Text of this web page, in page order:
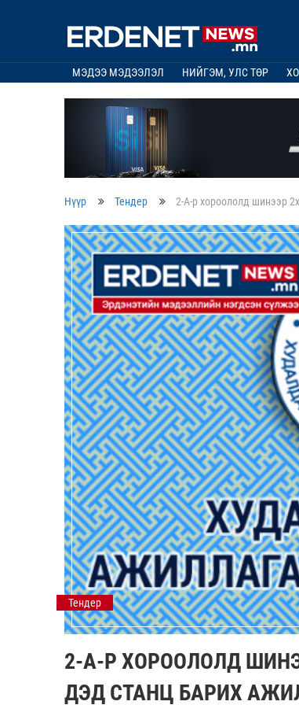
МЭДЭЭ МЭДЭЭЛЭЛ НИЙГЭМ, УЛС ТӨР
Нүүр Тендер 2-А-р хороололд шинээр
Тендер
2-А-Р ХОРООЛОЛД
ДЭД СТАНЦ БАРИХ